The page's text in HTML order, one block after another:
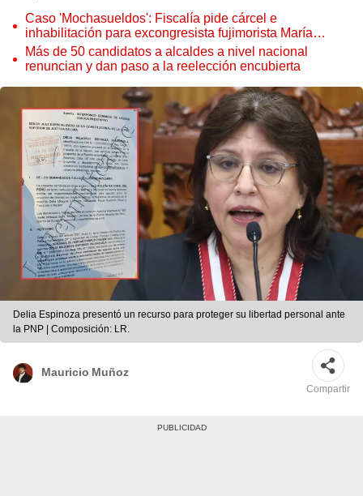
Caso 'Mochasueldos': Fiscalía pide cárcel e
inhabilitación para excongresista fujimorista María
Cordero Jon Tay
Más de 50 candidatos a alcaldes a nivel nacional
renuncian y dan paso a la reelección encubierta
Delia Espinoza presentó un recurso para proteger su libertad personal ante
la PNP | Composición: LR.
Mauricio Muñoz
Compartir